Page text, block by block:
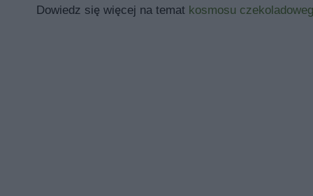
Dowiedz się więcej na temat kosmosu